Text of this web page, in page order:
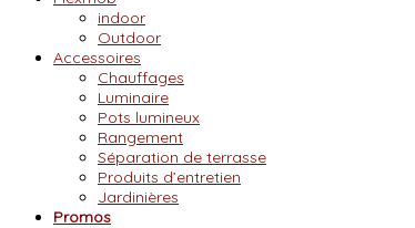
indoor
Outdoor
Accessoires
Chauffages
Luminaire
Pots lumineux
Rangement
Séparation de terrasse
Produits d’entretien
Jardinières
Promos